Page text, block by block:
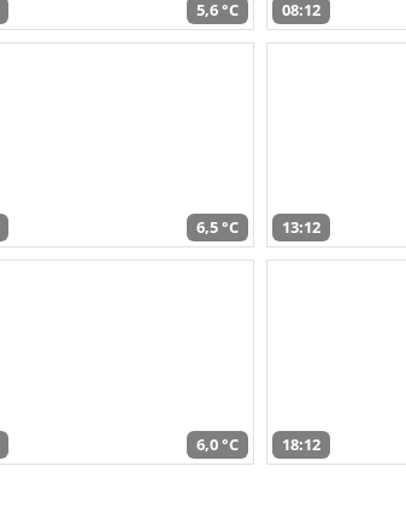
5,6 °C 08:12
6,5 °C 13:12
6,0 °C 18:12